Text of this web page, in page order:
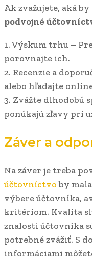
Ak zvažujete, aká
podvojné
1. Výskum trhu –
porovnajte ich.
2. Recenzie a
alebo hľadajte
3. Zvážte dlhodobú
ponúkajú zľavy pri
Záver a
Na záver je treba
účtovníctvoby
výbere účtovníka,
kritériom. Kvalita
znalosti účtovníka
potrebné zvážiť. S
informáciami